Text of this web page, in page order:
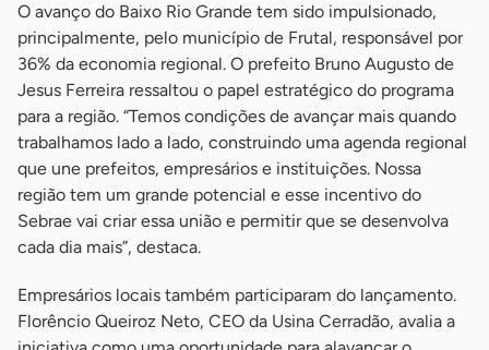
O avanço do Baixo Rio Grande tem sido impulsionado,
principalmente, pelo município de Frutal, responsável por
36% da economia regional. O prefeito Bruno Augusto de
Jesus Ferreira ressaltou o papel estratégico do programa
para a região. “Temos condições de avançar mais quando
trabalhamos lado a lado, construindo uma agenda regional
que une prefeitos, empresários e instituições. Nossa
região tem um grande potencial e esse incentivo do
Sebrae vai criar essa união e permitir que se desenvolva
cada dia mais”, destaca.
Empresários locais também participaram do lançamento.
Florêncio Queiroz Neto, CEO da Usina Cerradão, avalia a